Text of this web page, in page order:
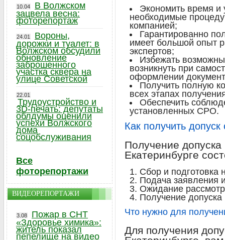
Экономить время и
необходимые
компанией;
Гарантированно
имеет большой опыт
экспертов;
Избежать
возникнуть при
оформлении
Получить полную
всех этапах
Обеспечить
установленных СРО.
Как получить
Получение
Екатеринбурге
Сбор и подготовка
Подача заявления
Ожидание
Получение допуска
Что нужно для
Для получения
10.04
В Волжском
зацвела весна:
фоторепортаж
24.01
Вороны,
дорожки и туалет: в
Волжском обсудили
обновление
заброшенного
участка сквера на
улице Советской
22.01
Трудоустройство и
3D-печать: депутаты
облдумы оценили
успехи Волжского
дома
соцобслуживания
Все
фоторепортажи
ВИДЕОРЕПОРТАЖИ
3.08
Пожар в СНТ
«Здоровье химика»:
житель показал
пепелище на видео